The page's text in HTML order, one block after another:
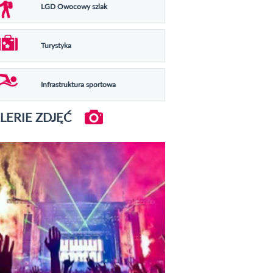
LGD Owocowy szlak
Turystyka
Infrastruktura sportowa
ZDJĘĆ